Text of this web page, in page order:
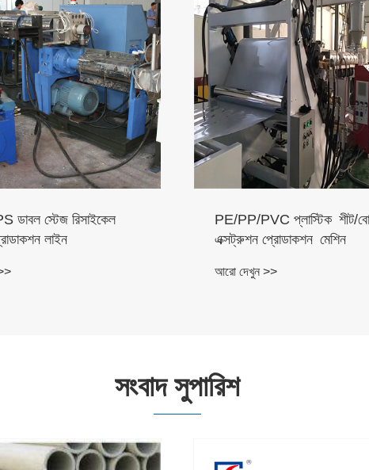
ডাবল স্টেজ রিসাইকেল
লাইন
PE/PP/PVC প্লাস্টিক শীট/
এক্সট্রুশন প্রোডাকশন মেশিন
আরো দেখুন >>
সংবাদ সুপারিশ